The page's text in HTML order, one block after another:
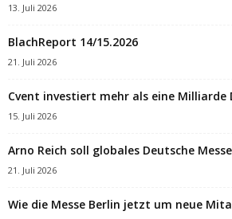
13. Juli 2026
BlachReport 14/15.2026
21. Juli 2026
Cvent investiert mehr als eine Milliarde
15. Juli 2026
Arno Reich soll globales Deutsche
21. Juli 2026
Wie die Messe Berlin jetzt um neue